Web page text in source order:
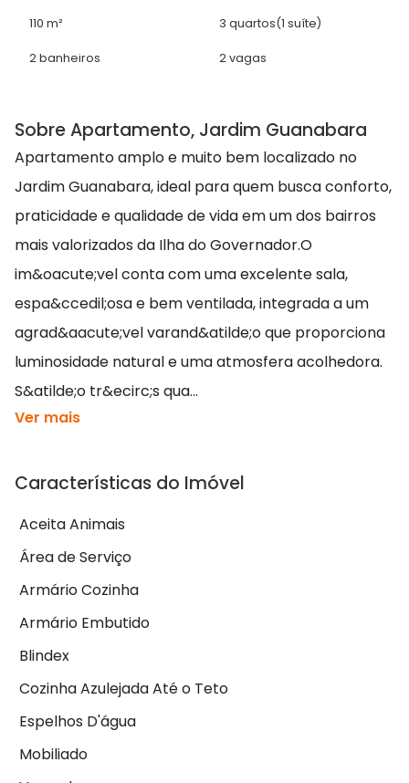
110 m² 3 quartos(1 suíte)
2 banheiros 2 vagas
Sobre Apartamento, Jardim Guanabara
Apartamento amplo e muito bem localizado no
Jardim Guanabara, ideal para quem busca conforto,
praticidade e qualidade de vida em um dos bairros
mais valorizados da Ilha do Governador.O
im&oacute;vel conta com uma excelente sala,
espa&ccedil;osa e bem ventilada, integrada a um
agrad&aacute;vel varand&atilde;o que proporciona
luminosidade natural e uma atmosfera acolhedora.
S&atilde;o tr&ecirc;s qua...
Ver mais
Características do Imóvel
Aceita Animais
Área de Serviço
Armário Cozinha
Armário Embutido
Blindex
Cozinha Azulejada Até o Teto
Espelhos D'água
Mobiliado